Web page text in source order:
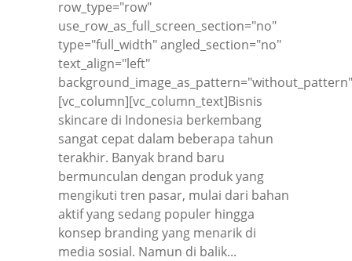
row_type="row"
use_row_as_full_screen_section="no"
type="full_width" angled_section="no"
text_align="left"
[vc_column][vc_column_text]Bisnis
skincare di Indonesia berkembang
sangat cepat dalam beberapa tahun
terakhir. Banyak brand baru
bermunculan dengan produk yang
mengikuti tren pasar, mulai dari bahan
aktif yang sedang populer hingga
konsep branding yang menarik di
media sosial. Namun di balik...